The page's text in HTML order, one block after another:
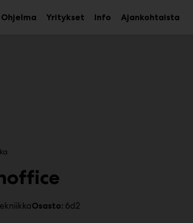
Ohjelma YrityksetAvaaInfoAvaaAjankohtaista
Osasto: 6d2